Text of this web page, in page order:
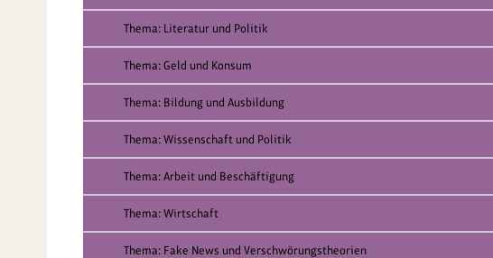
Thema: Literatur und Politik
Thema: Geld und Konsum
Thema: Bildung und Ausbildung
Thema: Wissenschaft und Politik
Thema: Arbeit und Beschäftigung
Thema: Wirtschaft
Thema: Fake News und Verschwörungstheorien